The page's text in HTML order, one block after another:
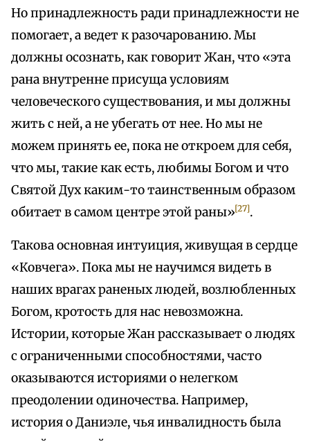
Но принадлежность ради принадлежности не
помогает, а ведет к разочарованию. Мы
должны осознать, как говорит Жан, что «эта
рана внутренне присуща условиям
человеческого существования, и мы должны
жить с ней, а не убегать от нее. Но мы не
можем принять ее, пока не откроем для себя,
что мы, такие как есть, любимы Богом и что
Святой Дух каким-то таинственным образом
обитает в самом центре этой раны»[27].
Такова основная интуиция, живущая в сердце
«Ковчега». Пока мы не научимся видеть в
наших врагах раненых людей, возлюбленных
Богом, кротость для нас невозможна.
Истории, которые Жан рассказывает о людях
с ограниченными способностями, часто
оказываются историями о нелегком
преодолении одиночества. Например,
история о Даниэле, чья инвалидность была